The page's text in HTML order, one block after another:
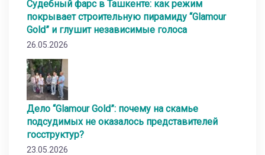
Судебный фарс в Ташкенте: как режим
покрывает строительную пирамиду “Glamour
Gold” и глушит независимые голоса
26.05.2026
Дело “Glamour Gold”: почему на скамье
подсудимых не оказалось представителей
госструктур?
23.05.2026